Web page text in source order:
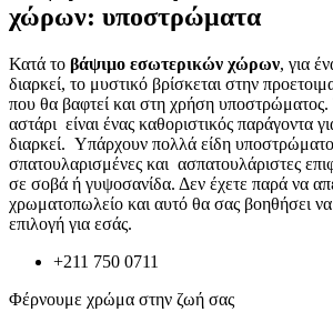
χώρων: υποστρώματα
Κατά το βάψιμο εσωτερικών χώρων, για
διαρκεί, το μυστικό βρίσκεται στην
που θα βαφτεί και στη χρήση
αστάρι είναι ένας καθοριστικός παράγοντα
διαρκεί. Υπάρχουν πολλά είδη
σπατουλαρισμένες και ασπατουλάριστες
σε σοβά ή γυψοσανίδα. Δεν έχετε παρά να
χρωματοπωλείο και αυτό θα σας βοηθήσει
επιλογή για εσάς.
+211 750 0711
Φέρνουμε χρώμα στην ζωή σας